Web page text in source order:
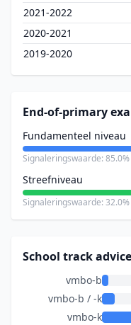
2021-2022
2020-2021
2019-2020
End-of-primary
Fundamenteel niveau
Signaleringswaarde:
Streefniveau
Signaleringswaarde:
School track advice
vmbo-b
vmbo-b / -k
vmbo-k